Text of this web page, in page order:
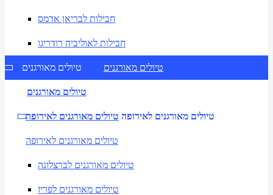
חבילות לבריאן אדמס
חבילות לאוליביה רודריגו
טיולים מאורגנים טיולים מאורגנים
טיולים מאורגנים
טיולים מאורגנים לאירופה טיולים מאורגנים לאירופה
טיולים מאורגנים לאירופה
טיולים מאורגנים לברצלונה
טיולים מאורגנים לפריז